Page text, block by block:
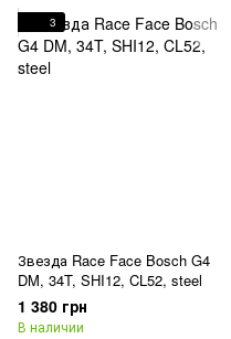
3
Звезда Race Face Bosch G4
DM, 34T, SHI12, CL52, steel
1 380 грн
В наличии